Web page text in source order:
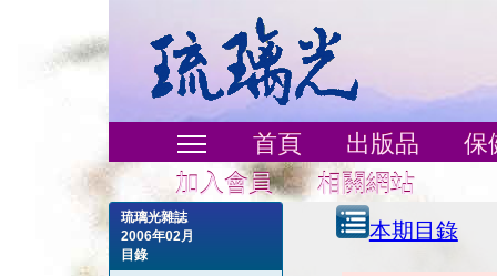
首頁 出版品
保
加入會員
相關網站
琉璃光雜誌
2006年02月
目錄
本期目錄